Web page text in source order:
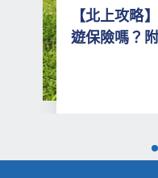
如就本推廣有任
的決定為準。
推廣折扣不可轉
現金及不設找贖
一概以英文版
【北上攻略
遊保險嗎？